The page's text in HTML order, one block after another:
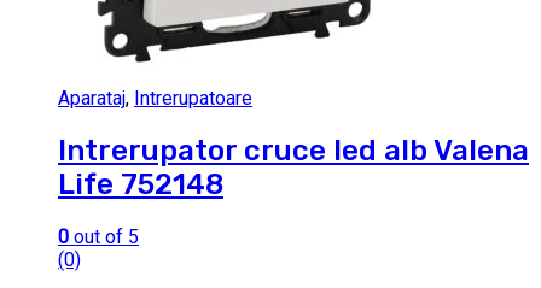
Aparataj, Intrerupatoare
Intrerupator cruce led alb Valena
Life 752148
0 out of 5
(0)